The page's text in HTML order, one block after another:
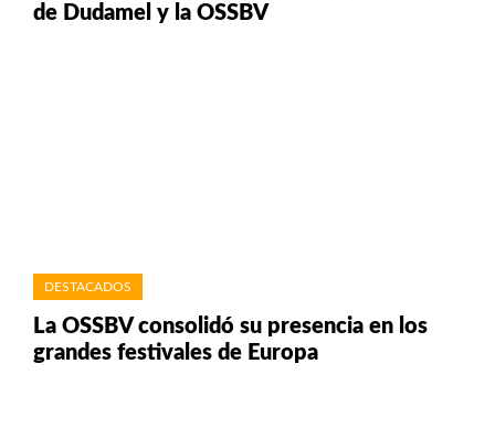
de Dudamel y la OSSBV
DESTACADOS
La OSSBV consolidó su presencia en los
grandes festivales de Europa